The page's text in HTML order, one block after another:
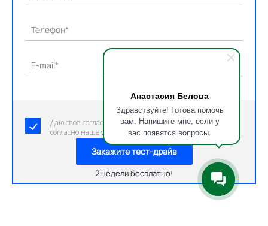
Анастасия Белова
Здравствуйте! Готова помочь
вам. Напишите мне, если у
вас появятся вопросы.
Телефон*
E-mail*
Даю свое согласие на обработку персональных данных
согласно нашему пользовательскому соглашению.
Закажите тест-драйв
2 недели бесплатно!